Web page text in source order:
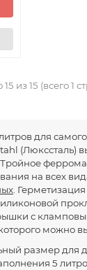
из 15 (всего 1
для
(Люкссталь)
на всех
.
с
можно
размер для
5